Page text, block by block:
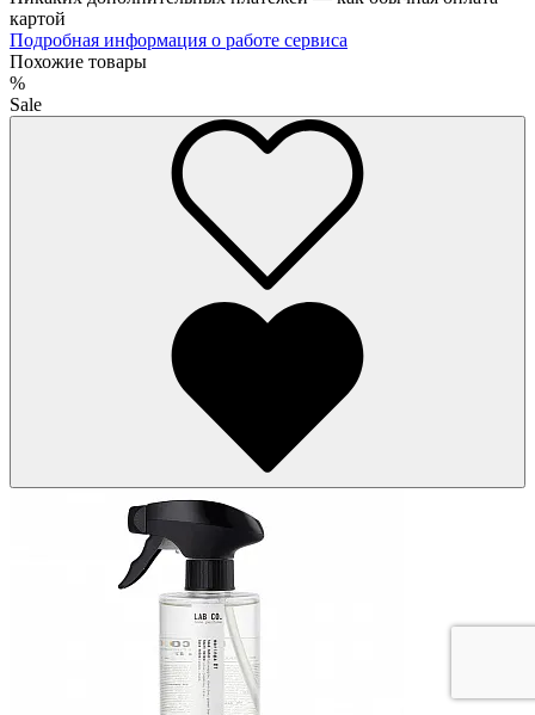
картой
Подробная информация о работе сервиса
Похожие товары
%
Sale